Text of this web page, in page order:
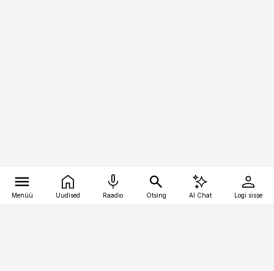
Menüü Uudised Raadio Otsing AI Chat Logi sisse